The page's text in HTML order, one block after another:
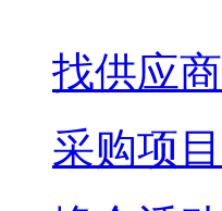
找供应商
采购项目